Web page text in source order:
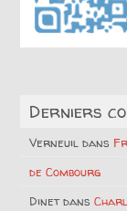
Derniers
Verneuil dans
de Combourg
Dinetdans